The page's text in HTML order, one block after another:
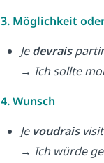
3. Möglichkeit
Jedevraispartir
→ Ich sollte
4. Wunsch
Je voudrais
→ Ich würde